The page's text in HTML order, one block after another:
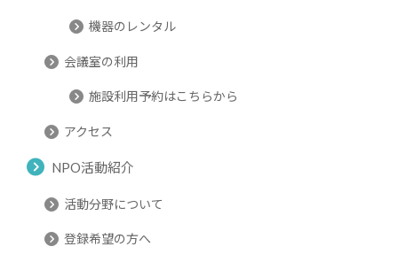
機器のレンタル
会議室の利用
施設利用予約はこちらから
アクセス
NPO活動紹介
活動分野について
登録希望の方へ